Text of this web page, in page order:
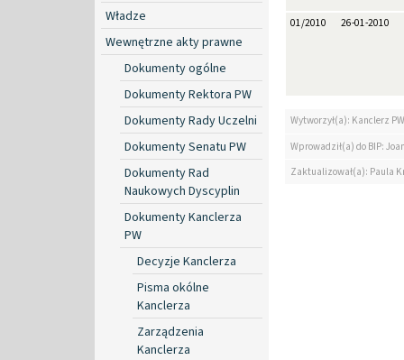
Władze
Wewnętrzne akty prawne
Dokumenty ogólne
Dokumenty Rektora PW
Dokumenty Rady Uczelni
Dokumenty Senatu PW
Dokumenty Rad
Naukowych Dyscyplin
Dokumenty Kanclerza
PW
Decyzje Kanclerza
Pisma okólne
Kanclerza
Zarządzenia
Kanclerza
01/2010 26-01-2010
Wytworzył(a): Kanclerz PW
Wprowadził(a) do BIP:
Zaktualizował(a): Paula